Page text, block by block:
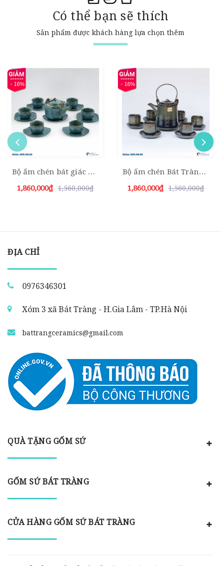
Có thể bạn sẽ thích
Sản phẩm được khách hàng lựa chọn thêm
- 16%
Bộ ấm chén bát giác xanh da trời
1,860,000₫ 1,560,000₫
- 16%
Bộ ấm chén Bát Tràng cao quai mây xanh đề bon
1,860,000₫ 1,560,000₫
ĐỊA CHỈ
0976346301
Xóm 3 xã Bát Tràng - H.Gia Lâm - TP.Hà Nội
battrangceramics@gmail.com
QUÀ TẶNG GỐM SỨ
GỐM SỨ BÁT TRÀNG
CỬA HÀNG GỐM SỨ BÁT TRÀNG